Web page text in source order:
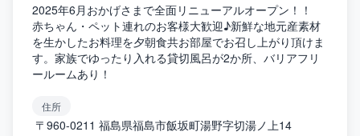
2025年6月おかげさまで全面リニューアルオープン！！
赤ちゃん・ペット連れのお客様大歓迎♪新鮮な地元産素材
を生かしたお料理を夕朝食共お部屋でお召し上がり頂けま
す。家族でゆったり入れる貸切風呂が2か所、バリアフリ
ールームあり！
住所
〒960-0211 福島県福島市飯坂町湯野字切湯ノ上14